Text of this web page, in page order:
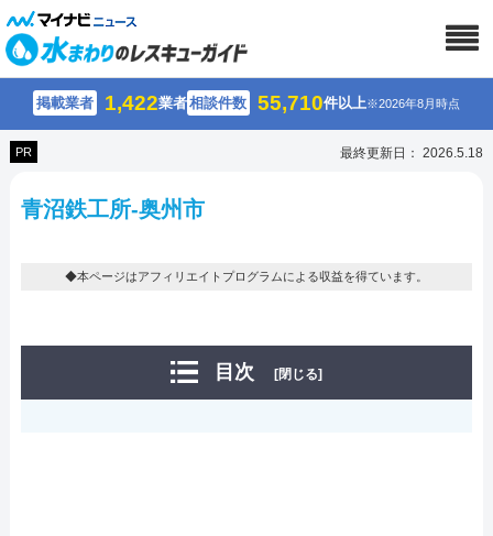
掲載業者 1,422業者相談件数 55,710件以上※2026年8月時点
PR 最終更新日： 2026.5.18
⻘沼鉄工所-奥州市
◆本ページはアフィリエイトプログラムによる収益を得ています。
目次 [閉じる]